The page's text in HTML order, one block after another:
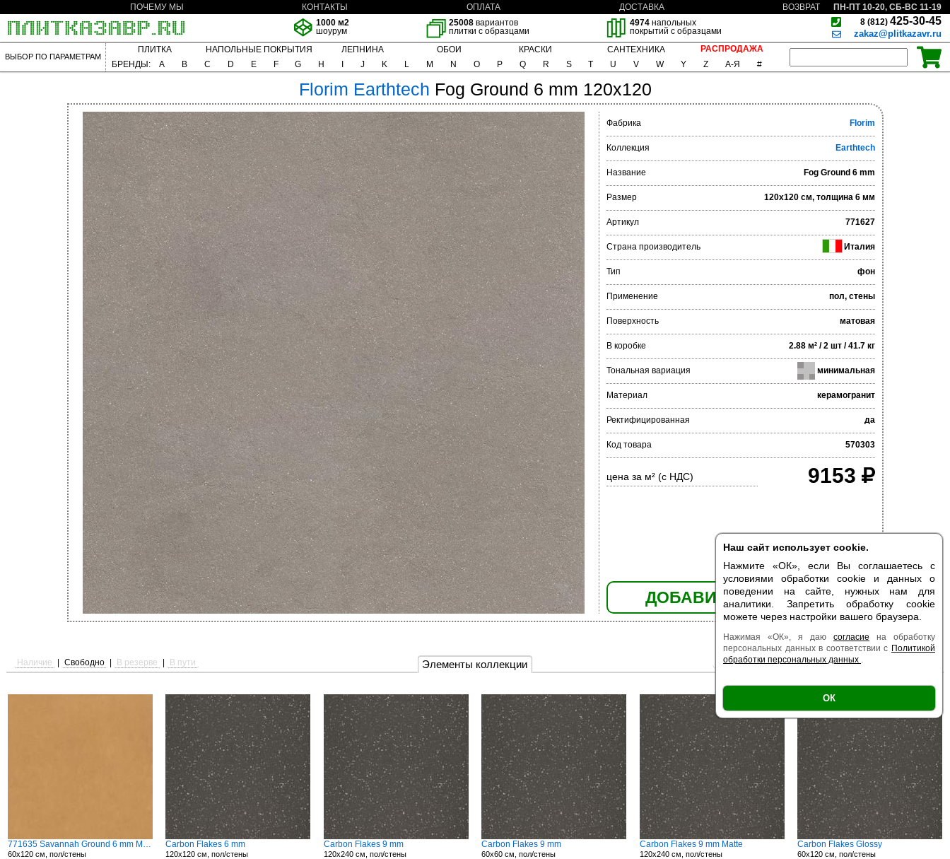
Наш сайт использует cookie.
Нажмите «ОК», если Вы соглашаетесь с
условиями обработки cookie и данных о
поведении на сайте, нужных нам для
аналитики. Запретить обработку cookie
можете через настройки вашего браузера.
Нажимая «ОК», я даю согласие на обработку
персональных данных в соответствии с Политикой
обработки персональных данных .
ОК
ПОЧЕМУ МЫ КОНТАКТЫ ОПЛАТА ДОСТАВКА ВОЗВРАТ
ПН-ПТ 10-20, СБ-ВС 11-19
1000 м2
шоурум
25008 вариантов
плитки с образцами
4974напольных
покрытий с образцами
8 (812) 425-30-45
zakaz@plitkazavr.ru
ВЫБОР ПО ПАРАМЕТРАМ
ПЛИТКА НАПОЛЬНЫЕ ПОКРЫТИЯ ЛЕПНИНА ОБОИ КРАСКИ САНТЕХНИКА
РАСПРОДАЖА
БРЕНДЫ:
A B C D E F G H J K L M N O P Q R S T U V W Y Z А-Я #
Florim Earthtech Fog Ground 6 mm 120x120
Фабрика Florim
Коллекция Earthtech
Название Fog Ground 6 mm
Размер 120x120 см, толщина 6 мм
Артикул 771627
Страна производитель Италия
Тип фон
Применение пол, стены
Поверхность матовая
В коробке 2.88 м² / 2 шт / 41.7 кг
Тональная вариация минимальная
Материал керамогранит
Ректифицированная да
Код товара 570303
цена за м² (с НДС) 9153
ДОБАВИТЬ В КОРЗИНУ
Элементы коллекции
Наличие Свободно В резерве В пути Есть образец | Поверхность |
771635 Savannah Ground 6 mm Matte
60x120 см, пол/стены
Carbon Flakes 6 mm
120x120 см, пол/стены
Carbon Flakes 9 mm
120x240 см, пол/стены
Carbon Flakes 9 mm
60x60 см, пол/стены
Carbon Flakes 9 mm Matte
120x240 см, пол/стены
Carbon Flakes Glossy
60x120 см, пол/стены